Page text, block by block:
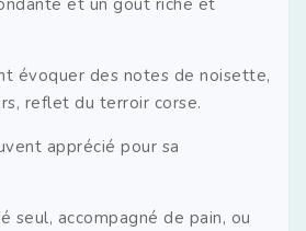
et un goût riche et
évoquer des notes de noisette,
reflet du terroir corse.
apprécié pour sa
seul, accompagné de pain, ou